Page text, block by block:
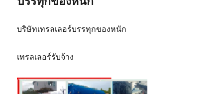
บริษัทเทรลเลอร์บรรทุกของหนัก
เทรลเลอร์รับจ้าง